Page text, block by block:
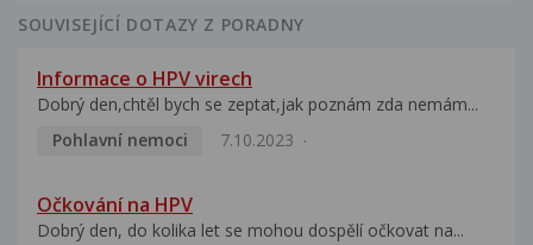
SOUVISEJÍCÍ DOTAZY Z PORADNY
Informace o HPV virech
Dobrý den,chtěl bych se zeptat,jak poznám zda nemám...
Pohlavní nemoci
7.10.2023
Očkování na HPV
Dobrý den, do kolika let se mohou dospělí očkovat na...